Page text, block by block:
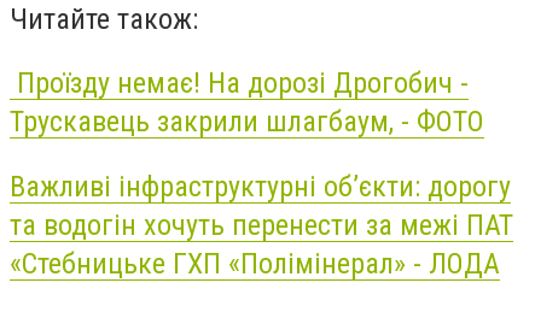
Читайте також:
Проїзду немає! На дорозі Дрогобич -
Трускавець закрили шлагбаум, - ФОТО
Важливі інфраструктурні об’єкти: дорогу
та водогін хочуть перенести за межі ПАТ
«Стебницьке ГХП «Полімінерал» - ЛОДА